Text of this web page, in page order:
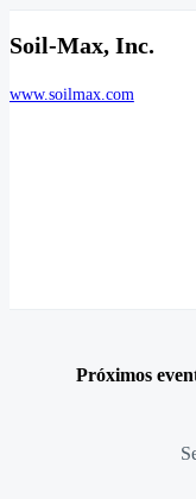
Soil-Max, Inc.
www.soilmax.com
Próximos